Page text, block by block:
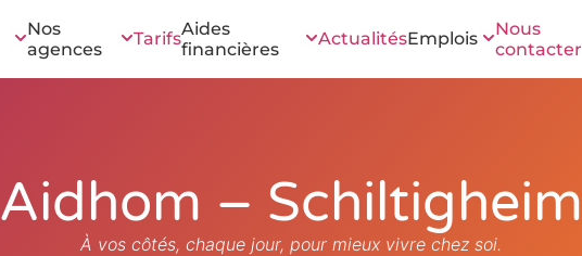
Nos
agences
TarifsAides
financières
ActualitésEmplois
Nous
contacter
Aidhom – Schiltigheim
À vos côtés, chaque jour, pour mieux vivre chez soi.